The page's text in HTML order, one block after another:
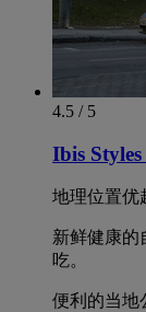
4.5 / 5
Ibis
地理位置优
新鲜健康的
吃。
便利的当地